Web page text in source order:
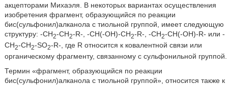
акцепторами Михаэля. В некоторых вариантах осуществления
изобретения фрагмент, образующийся по реакции
бис(сульфонил)алканола с тиольной группой, имеет следующую
структуру: -CH2-CH2-R-, -CH(-OH)-CH2-R-, -CH2-CH(-OH)-R- или -
CH2-CH2-SO2-R-, где R относится к ковалентной связи или
органическому фрагменту, связанному с сульфонильной группой.
Термин «фрагмент, образующийся по реакции
бис(сульфонил)алканола с тиольной группой», относится также к